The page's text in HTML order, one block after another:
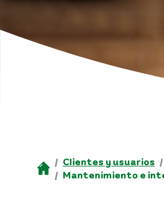
Clientes y usuarios
Mantenimiento e